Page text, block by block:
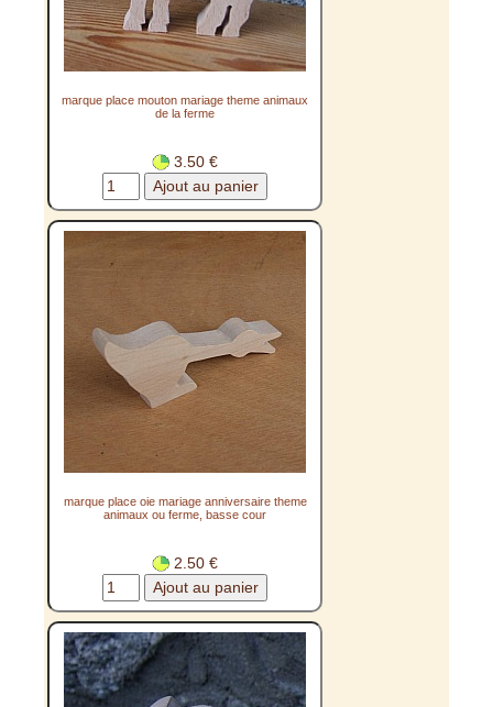
marque place mouton mariage theme animaux
de la ferme
3.50 €
marque place oie mariage anniversaire theme
animaux ou ferme, basse cour
2.50 €